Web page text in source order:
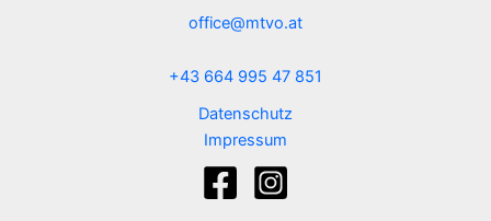
office@mtvo.at
+43 664 995 47 851
Datenschutz
Impressum